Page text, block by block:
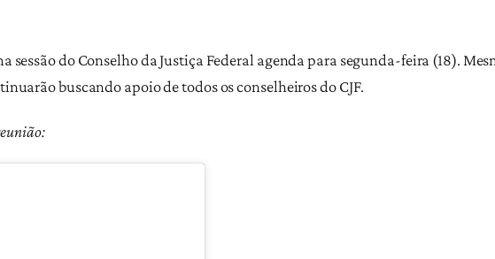
do Conselho da Justiça Federal agenda para segunda-feira (18).
buscando apoio de todos os conselheiros do CJF.